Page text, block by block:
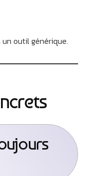
un outil générique.